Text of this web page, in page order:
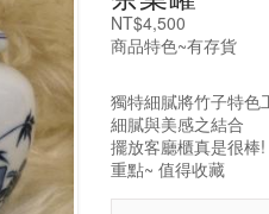
NT$4,500
商品特色~有存貨
獨特細膩將竹子特色
細膩與美感之結合
擺放客廳櫃真是很棒!
重點~ 值得收藏